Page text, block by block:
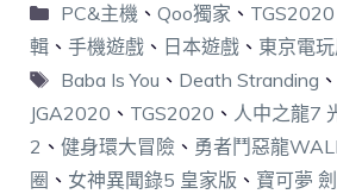
PC&主機、 Qoo獨家 、 TGS2020
輯 、 手機遊戲 、 日本遊戲 、 東京電
Baba Is You 、 Death Stranding 、
JGA2020 、 TGS2020 、 人中之龍7
2 、 健身環大冒險 、 勇者鬥惡龍
圈 、 女神異聞錄5 皇家版 、 寶可夢